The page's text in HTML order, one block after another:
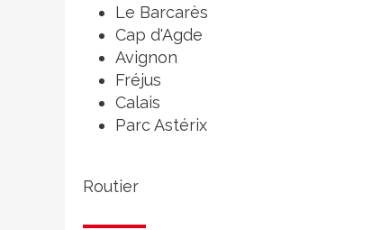
Le Barcarès
Cap d'Agde
Avignon
Fréjus
Calais
Parc Astérix
Routier